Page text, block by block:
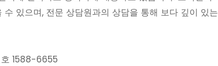
있으며, 전문 상담원과의 상담을 통해 보다 깊이 있는
호 1588-6655